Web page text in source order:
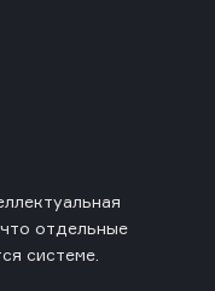
отдельные
системе.